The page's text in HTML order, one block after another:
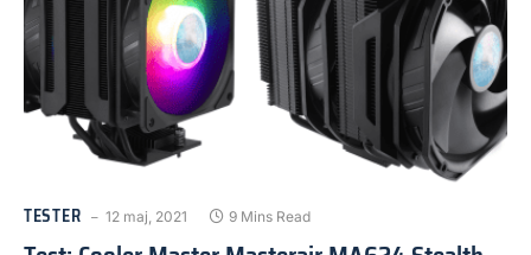
TESTER 12 maj, 2021 9 Mins Read